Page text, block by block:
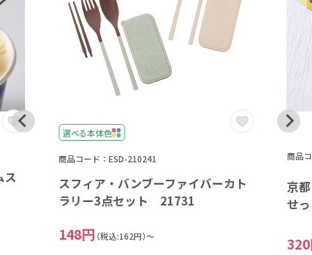
ス
選べる本体色
商品コード：ESD-210241
スフィア・バンブーファイバーカト
ラリー3点セット 21731
148円 （税込:162円）～
商品
京
せ